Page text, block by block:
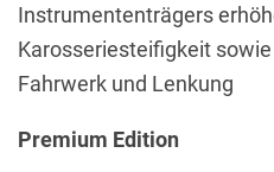
Instrumententrägers
Karosseriesteifigkeit
Fahrwerk und Lenkung
Premium Edition